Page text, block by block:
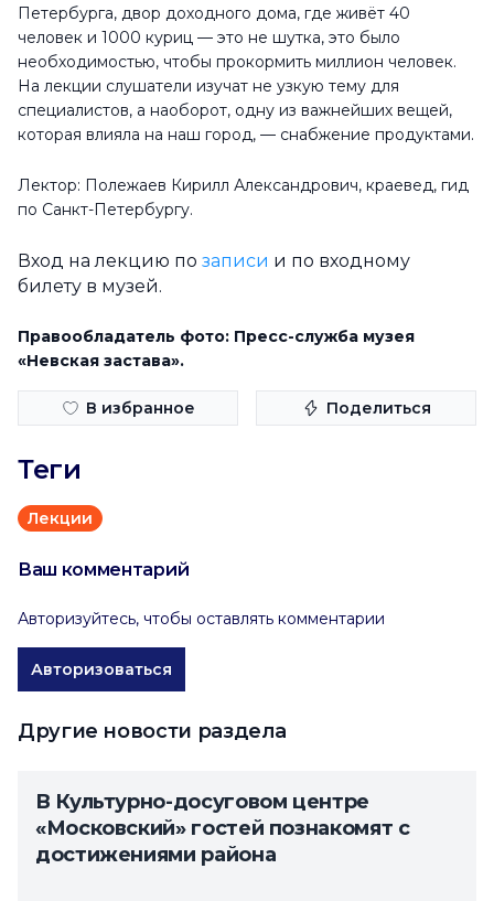
Петербурга, двор доходного дома, где живёт 40
человек и 1000 куриц — это не шутка, это было
необходимостью, чтобы прокормить миллион человек.
На лекции слушатели изучат не узкую тему для
специалистов, а наоборот, одну из важнейших вещей,
которая влияла на наш город, — снабжение продуктами.
Лектор: Полежаев Кирилл Александрович, краевед, гид
по Санкт-Петербургу.
Вход на лекцию по записи и по входному
билету в музей.
Правообладатель фото: Пресс-служба музея
«Невская застава».
В избранное Поделиться
Теги
Лекции
Ваш комментарий
Авторизуйтесь, чтобы оставлять комментарии
Авторизоваться
Другие новости раздела
В Культурно-досуговом центре
«Московский» гостей познакомят с
достижениями района